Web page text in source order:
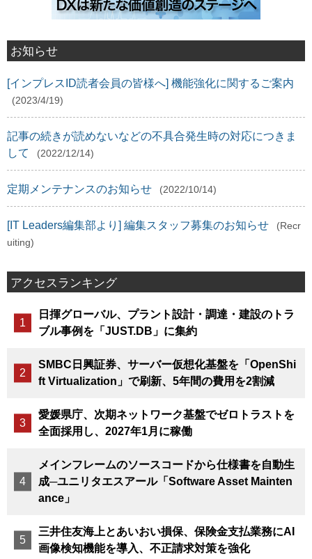
お知らせ
[インプレスID読者会員の皆様へ] 機能強化に関するご案内
(2023/4/19)
記事の続きが読めないなどの不具合発生時の対応につきま
して
(2022/12/14)
定期メンテナンスのお知らせ (2022/10/14)
[IT Leaders編集部より] 編集スタッフ募集のお知らせ
(Recr
uiting)
アクセスランキング
日揮グローバル、プラント設計・調達・建設のトラ
ブル事例を「JUST.DB」に集約
SMBC日興証券、サーバー仮想化基盤を「OpenShi
ft Virtualization」で刷新、5年間の費用を2割減
愛媛県庁、次期ネットワーク基盤でゼロトラストを
全面採用し、2027年1月に稼働
メインフレームのソースコードから仕様書を自動生
成─ユニリタエスアール「Software Asset Mainten
ance」
三井住友海上とあいおい損保、保険金支払業務にAI
画像検知機能を導入、不正請求対策を強化